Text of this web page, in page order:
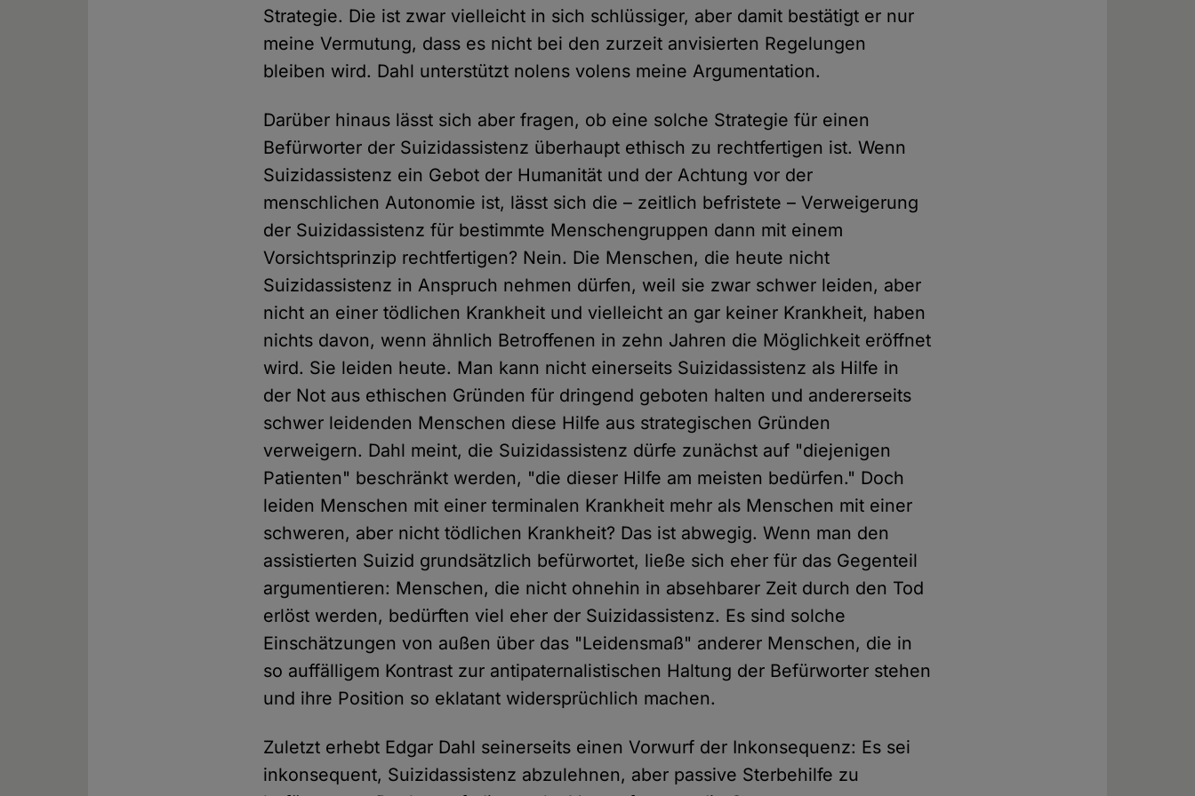
Strategie. Die ist zwar vielleicht in sich schlüssiger, aber damit bestätigt er nur
meine Vermutung, dass es nicht bei den zurzeit anvisierten Regelungen
bleiben wird. Dahl unterstützt nolens volens meine Argumentation.
Darüber hinaus lässt sich aber fragen, ob eine solche Strategie für einen
Befürworter der Suizidassistenz überhaupt ethisch zu rechtfertigen ist. Wenn
Suizidassistenz ein Gebot der Humanität und der Achtung vor der
menschlichen Autonomie ist, lässt sich die – zeitlich befristete – Verweigerung
der Suizidassistenz für bestimmte Menschengruppen dann mit einem
Vorsichtsprinzip rechtfertigen? Nein. Die Menschen, die heute nicht
Suizidassistenz in Anspruch nehmen dürfen, weil sie zwar schwer leiden, aber
nicht an einer tödlichen Krankheit und vielleicht an gar keiner Krankheit, haben
nichts davon, wenn ähnlich Betroffenen in zehn Jahren die Möglichkeit eröffnet
wird. Sie leiden heute. Man kann nicht einerseits Suizidassistenz als Hilfe in
der Not aus ethischen Gründen für dringend geboten halten und andererseits
schwer leidenden Menschen diese Hilfe aus strategischen Gründen
verweigern. Dahl meint, die Suizidassistenz dürfe zunächst auf "diejenigen
Patienten" beschränkt werden, "die dieser Hilfe am meisten bedürfen." Doch
leiden Menschen mit einer terminalen Krankheit mehr als Menschen mit einer
schweren, aber nicht tödlichen Krankheit? Das ist abwegig. Wenn man den
assistierten Suizid grundsätzlich befürwortet, ließe sich eher für das Gegenteil
argumentieren: Menschen, die nicht ohnehin in absehbarer Zeit durch den Tod
erlöst werden, bedürften viel eher der Suizidassistenz. Es sind solche
Einschätzungen von außen über das "Leidensmaß" anderer Menschen, die in
so auffälligem Kontrast zur antipaternalistischen Haltung der Befürworter stehen
und ihre Position so eklatant widersprüchlich machen.
Zuletzt erhebt Edgar Dahl seinerseits einen Vorwurf der Inkonsequenz: Es sei
inkonsequent, Suizidassistenz abzulehnen, aber passive Sterbehilfe zu